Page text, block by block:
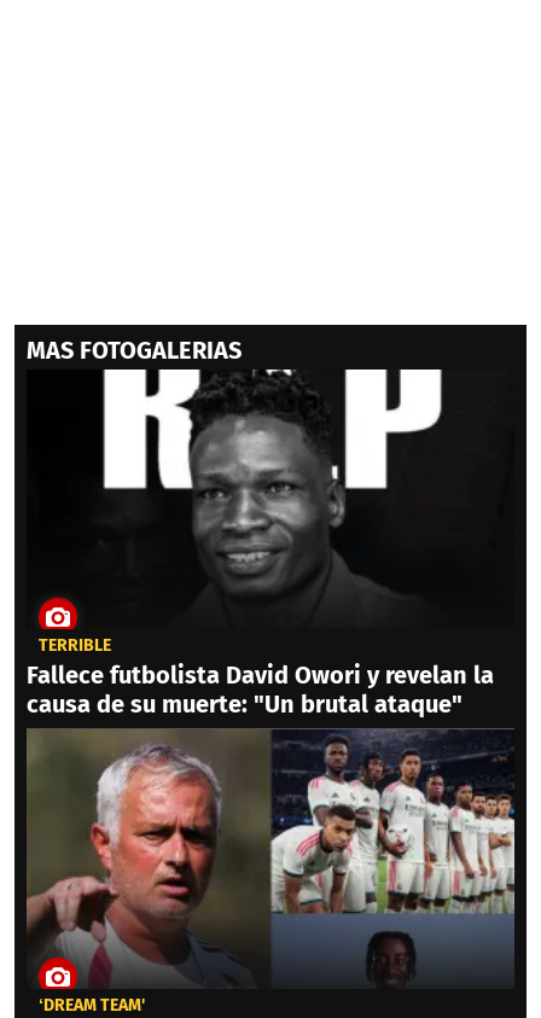
MAS FOTOGALERIAS
TERRIBLE
Fallece futbolista David Owori y revelan la
causa de su muerte: "Un brutal ataque"
‘DREAM TEAM'